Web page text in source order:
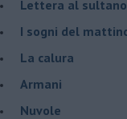
Lettera al sultano
I sogni del
La calura
Armani
Nuvole